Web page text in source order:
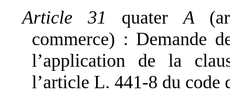
Article 31 quaterA
commerce) : Demande
l’application de la
l’article L. 441-8 du code